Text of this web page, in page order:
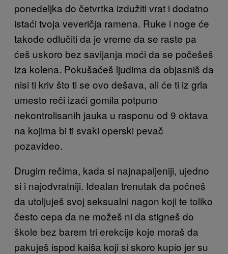
ponedeljka do četvrtka izdužiti vrat i dodatno
istaći tvoja veveričja ramena. Ruke i noge će
takođe odlučiti da je vreme da se raste pa
ćeš uskoro bez savijanja moći da se počešeš
iza kolena. Pokušaćeš ljudima da objasniš da
nisi ti kriv što ti se ovo dešava, ali će ti iz grla
umesto reči izaći gomila potpuno
nekontrolisanih jauka u rasponu od 9 oktava
na kojima bi ti svaki operski pevač
pozavideo.
Drugim rečima, kada si najnapaljeniji, ujedno
si i najodvratniji. Idealan trenutak da počneš
da utoljuješ svoj seksualni nagon koji te toliko
često cepa da ne možeš ni da stigneš do
škole bez barem tri erekcije koje moraš da
pakuješ ispod kaiša koji si skoro kupio jer su